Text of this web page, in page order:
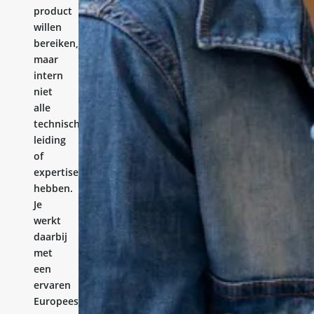
product
willen
bereiken,
maar
intern
niet
alle
technische
leiding
of
expertise
hebben.
Je
werkt
daarbij
met
een
ervaren
Europees